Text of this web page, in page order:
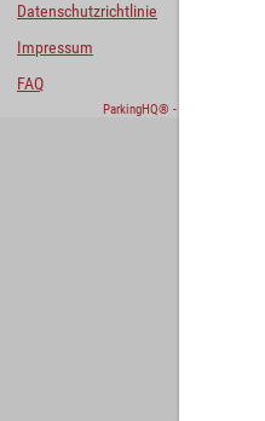
Datenschutzrichtlinie
Impressum
FAQ
ParkingHQ® - eine Lösung von